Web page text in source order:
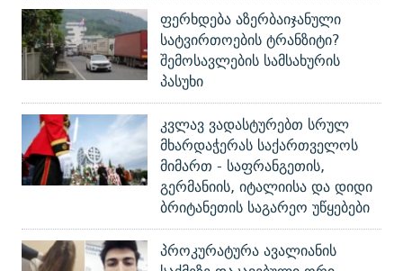
ფერხდება აზერბაიჯანული
სატვირთოების ტრანზიტი?
შემოსავლების სამსახურის
პასუხი
კვლავ ვადასტურებთ სრულ
მხარდაჭერას საქართველოს
მიმართ - საფრანგეთის,
გერმანიის, იტალიისა და დიდი
ბრიტანეთის საგარეო უწყებები
პროკურატურა ავალიანის